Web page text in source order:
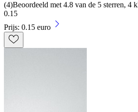
(4)Beoordeeld met 4.8 van de 5 sterren, 4
0.15
Prijs: 0.15 euro